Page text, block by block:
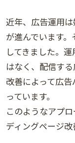
近年、広告運用
が進んでいます
してきました。
はなく、配信す
改善によって広
っています。
このようなアプ
ディングページ改